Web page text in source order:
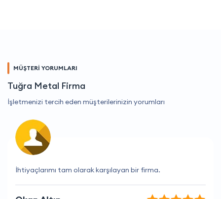
MÜŞTERİ YORUMLARI
Tuğra Metal Firma
İşletmenizi tercih eden müşterilerinizin yorumları
Kaliteli ve hızlı hizmet anlayışları için teşekkürler